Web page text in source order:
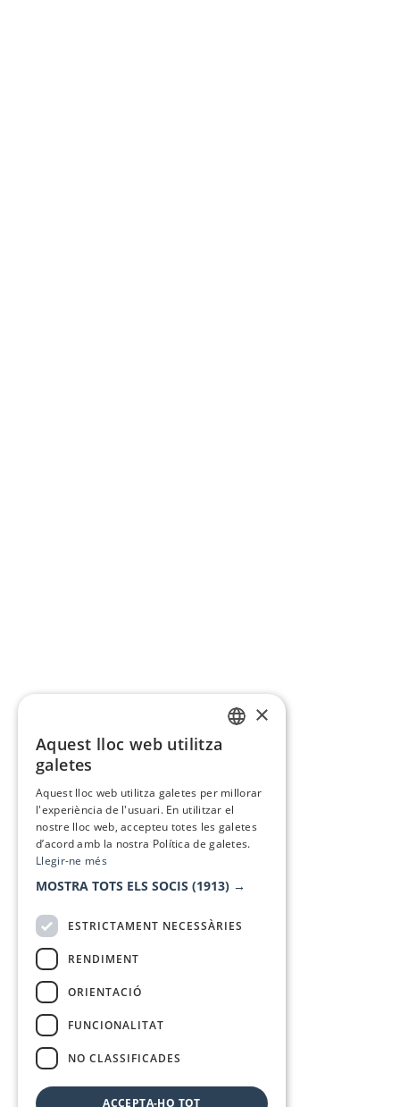
×
Aquest lloc web utilitza
galetes
Aquest lloc web utilitza galetes per millorar
l'experiència de l'usuari. En utilitzar el
nostre lloc web, accepteu totes les galetes
d’acord amb la nostra Política de galetes.
Llegir-ne més
MOSTRA TOTS ELS SOCIS (1913) →
ESTRICTAMENT NECESSÀRIES
RENDIMENT
ORIENTACIÓ
FUNCIONALITAT
NO CLASSIFICADES
ACCEPTA-HO TOT